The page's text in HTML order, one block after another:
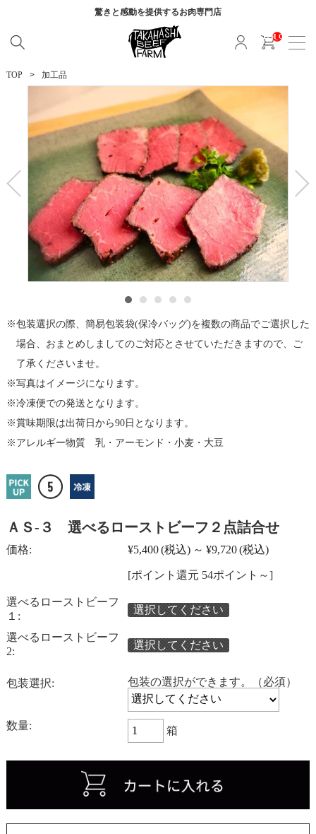
驚きと感動を提供するお肉専門店
__ITM_CNT__
TOP 加工品
包装選択の際、簡易包装袋(保冷バッグ)を複数の商品でご選択した
場合、おまとめしましてのご対応とさせていただきますので、ご
了承くださいませ。
写真はイメージになります。
冷凍便での発送となります。
賞味期限は出荷日から90日となります。
アレルギー物質 乳・アーモンド・小麦・大豆
ＡＳ-３ 選べるローストビーフ２点詰合せ
価格: ¥5,400(税込) ～ ¥9,720(税込)
[ポイント還元 54ポイント～]
選べるローストビーフ
１:
選択してください
選べるローストビーフ
2:
選択してください
包装選択: 包装の選択ができます。（必須）
数量: 箱